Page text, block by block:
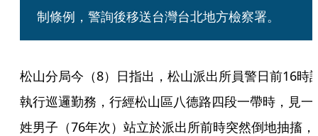
制條例，警詢後移送台灣台北地方檢察署。
松山分局今（8）日指出，松山派出所員警日前16時
執行巡邏勤務，行經松山區八德路四段一帶時，見一
姓男子（76年次）站立於派出所前時突然倒地抽搐，